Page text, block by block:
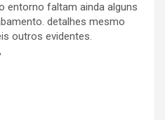
entorno faltam ainda alguns
detalhes mesmo
outros evidentes.